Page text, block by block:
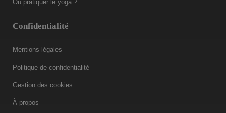
Où pratiquer le yoga ?
Confidentialité
Mentions légales
Politique de confidentialité
Gestion des cookies
À propos